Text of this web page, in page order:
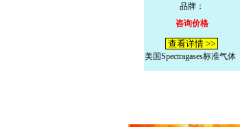
品牌：
咨询价格
查看详情 >>
美国Spectragases标准气体